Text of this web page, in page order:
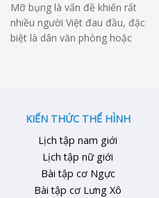
Mỡ bụng là vấn đề khiến rất
nhiều người Việt đau đầu, đặc
biệt là dân văn phòng hoặc
thử nhiều phương pháp truyền
không cải thiện. Nguyên nhân
KIẾN THỨC THỂ HÌNH
Lịch tập nam giới
Lịch tập nữ giới
Bài tập cơ Ngực
Bài tập cơ Lưng Xô